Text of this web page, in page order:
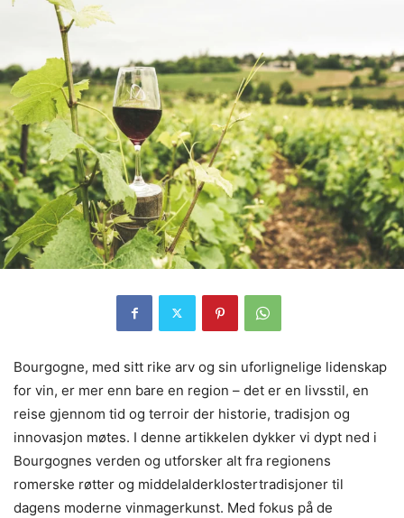
Bourgogne, med sitt rike arv og sin uforlignelige lidenskap
for vin, er mer enn bare en region – det er en livsstil, en
reise gjennom tid og terroir der historie, tradisjon og
innovasjon møtes. I denne artikkelen dykker vi dypt ned i
Bourgognes verden og utforsker alt fra regionens
romerske røtter og middelalderklostertradisjoner til
dagens moderne vinmagerkunst. Med fokus på de